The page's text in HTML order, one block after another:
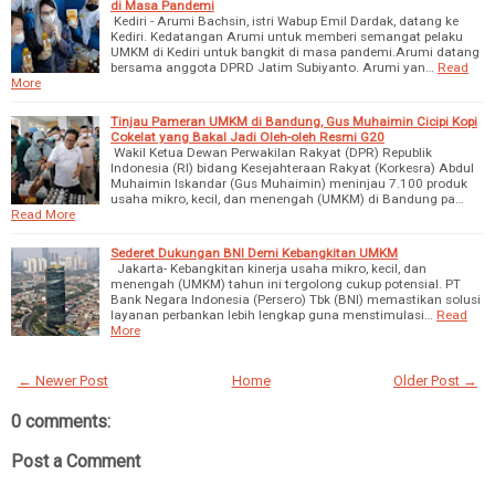
di Masa Pandemi
Kediri - Arumi Bachsin, istri Wabup Emil Dardak, datang ke
Kediri. Kedatangan Arumi untuk memberi semangat pelaku
UMKM di Kediri untuk bangkit di masa pandemi.Arumi datang
bersama anggota DPRD Jatim Subiyanto. Arumi yan… Read
More
Tinjau Pameran UMKM di Bandung, Gus Muhaimin Cicipi Kopi
Cokelat yang Bakal Jadi Oleh-oleh Resmi G20
Wakil Ketua Dewan Perwakilan Rakyat (DPR) Republik
Indonesia (RI) bidang Kesejahteraan Rakyat (Korkesra) Abdul
Muhaimin Iskandar (Gus Muhaimin) meninjau 7.100 produk
usaha mikro, kecil, dan menengah (UMKM) di Bandung pa…
Read More
Sederet Dukungan BNI Demi Kebangkitan UMKM
Jakarta- Kebangkitan kinerja usaha mikro, kecil, dan
menengah (UMKM) tahun ini tergolong cukup potensial. PT
Bank Negara Indonesia (Persero) Tbk (BNI) memastikan solusi
layanan perbankan lebih lengkap guna menstimulasi… Read
More
← Newer Post Older Post →
Home
0 comments:
Post a Comment